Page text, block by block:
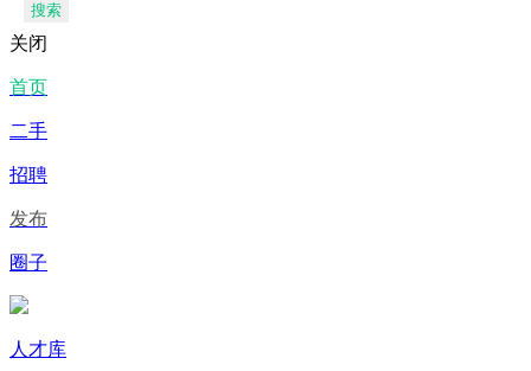
搜索
关闭
首页
二手
招聘
发布
圈子
人才库